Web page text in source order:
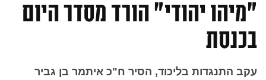
"מיהו יהודי" הורד מסדר היום
בכנסת
עקב התנגדות בליכוד, הסיר ח"כ איתמר בן גביר